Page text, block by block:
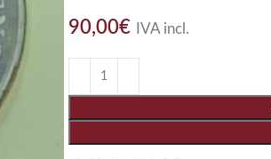
90,00€ IVA incl.